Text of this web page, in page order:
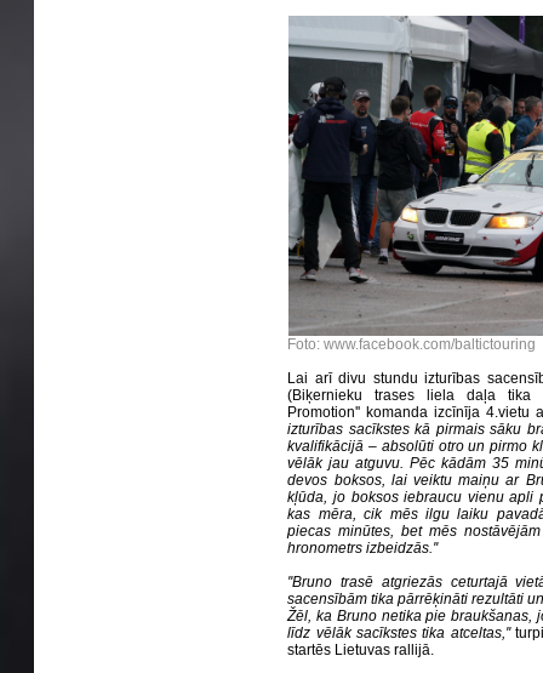
Foto: www.facebook.com/baltictouring
Lai arī divu stundu izturības
(Biķernieku trases liela daļa tika
Promotion'' komanda izcīnīja 4.vietu
izturības sacīkstes kā pirmais sāku
kvalifikācijā – absolūti otro un pirmo
vēlāk jau atguvu. Pēc kādām 35
devos boksos, lai veiktu maiņu ar
kļūda, jo boksos iebraucu vienu apli
kas mēra, cik mēs ilgu laiku
piecas minūtes, bet mēs
hronometrs izbeidzās.''
''Bruno trasē atgriezās ceturtajā
sacensībām tika pārrēķināti rezultāti
Žēl, ka Bruno netika pie braukšanas,
līdz vēlāk sacīkstes tika atceltas,''
startēs Lietuvas rallijā.